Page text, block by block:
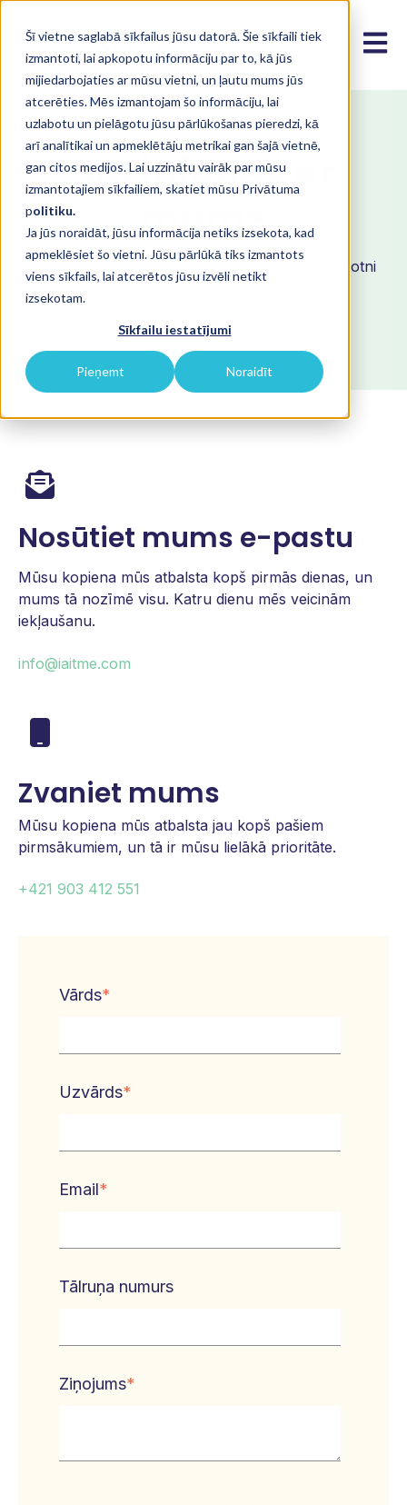
Šī vietne saglabā sīkfailus jūsu datorā. Šie sīkfaili tiek
izmantoti, lai apkopotu informāciju par to, kā jūs
mijiedarbojaties ar mūsu vietni, un ļautu mums jūs
atcerēties. Mēs izmantojam šo informāciju, lai
uzlabotu un pielāgotu jūsu pārlūkošanas pieredzi, kā
arī analītikai un apmeklētāju metrikai gan šajā vietnē,
gan citos medijos. Lai uzzinātu vairāk par mūsu
izmantotajiem sīkfailiem, skatiet mūsu Privātuma
politiku.
Ja jūs noraidāt, jūsu informācija netiks izsekota, kad
apmeklēsiet šo vietni. Jūsu pārlūkā tiks izmantots
viens sīkfails, lai atcerētos jūsu izvēli netikt
izsekotam.
Sīkfailu iestatījumi
Pieņemt Noraidīt
Open
SAZINIETIES AR MUMS
Sazinieties ar
mums
Sazinieties ar mums un veidosim izglītības nākotni
Nosūtiet mums e-pastu
Mūsu kopiena mūs atbalsta kopš pirmās dienas, un
mums tā nozīmē visu. Katru dienu mēs veicinām
iekļaušanu.
info@iaitme.com
Zvaniet mums
Mūsu kopiena mūs atbalsta jau kopš pašiem
pirmsākumiem, un tā ir mūsu lielākā prioritāte.
+421 903 412 551
Vārds*
Uzvārds*
Email*
Tālruņa numurs
Ziņojums*